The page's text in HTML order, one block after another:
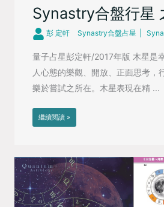
Synastry合盤行星
彭 定軒 Synastry合盤占星
量子占星彭定軒/2017年版 木星是
人心態的樂觀、開放、正面思考，
樂於嘗試之所在。木星表現在精 ...
繼續閱讀 »